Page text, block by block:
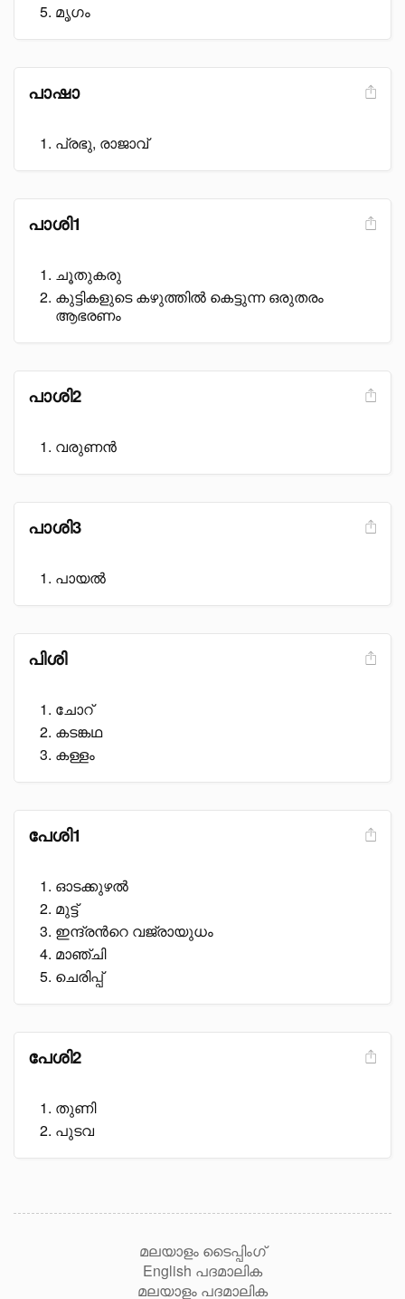
മൃഗം
പാഷാ
പ്രഭു, രാജാവ്
പാശി1
ചൂതുകരു
കുട്ടികളുടെ കഴുത്തിൽ കെട്ടുന്ന ഒരുതരം
ആഭരണം
പാശി2
വരുണൻ
പാശി3
പായൽ
പിശി
ചോറ്
കടങ്കഥ
കള്ളം
പേശി1
ഓടക്കുഴൽ
മുട്ട്
ഇന്ദ്രൻറെ വജ്രായുധം
മാഞ്ചി
ചെരിപ്പ്
പേശി2
തുണി
പുടവ
മലയാളം ടൈപ്പിംഗ്
English പദമാലിക
മലയാളം പദമാലിക